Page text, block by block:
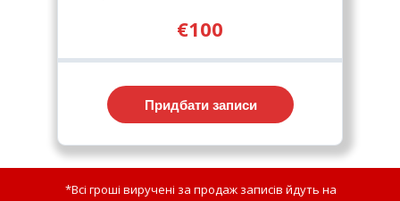
Придбати записи
€100
*Всі гроші виручені за продаж записів йдуть на